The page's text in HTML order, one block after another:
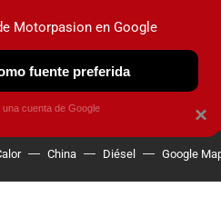
OBSERVATORIO
China Diésel Google
×
Motorpasion en Google
fuente preferida
cuenta de Google